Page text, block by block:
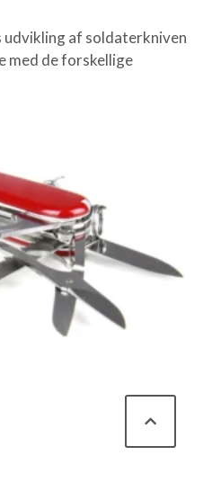
udvikling af soldaterkniven
med de forskellige